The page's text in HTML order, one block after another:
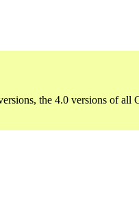
the 4.0 versions of all